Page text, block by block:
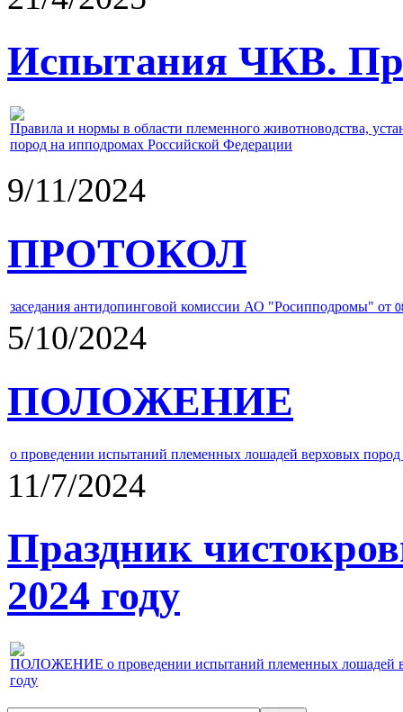
Испытания ЧКВ.
Правила и нормы в области племенного животноводства,
пород на ипподромах Российской Федерации
9/11/2024
ПРОТОКОЛ
заседания антидопинговой комиссии АО "Росипподромы" от
5/10/2024
ПОЛОЖЕНИЕ
о проведении испытаний племенных лошадей верховых
11/7/2024
Праздник
2024 году
ПОЛОЖЕНИЕ о проведении испытаний племенных лошадей
году